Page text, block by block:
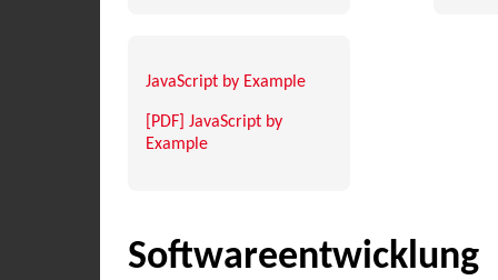
JavaScript by Example
[PDF] JavaScript by
Example
Softwareentwicklung